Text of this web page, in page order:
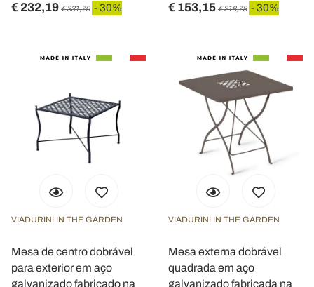
€ 232,19 € 331,70 - 30% € 153,15 € 218,78 - 30%
VIADURINI IN THE GARDEN
Mesa de centro dobrável
para exterior em aço
galvanizado fabricado na
VIADURINI IN THE GARDEN
Mesa externa dobrável
quadrada em aço
galvanizado fabricada na